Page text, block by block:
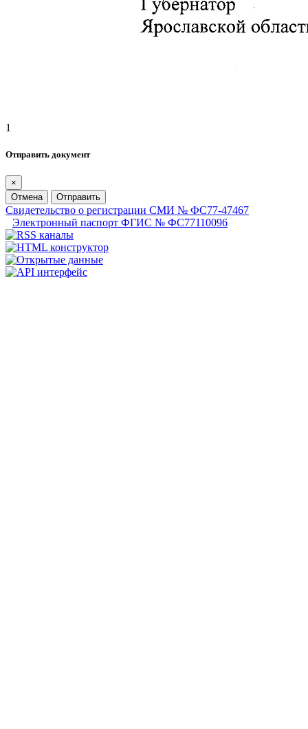
1
Отправить документ
×
Отмена
Отправить
Свидетельство о регистрации СМИ № ФС77-47467
Электронный паспорт ФГИС № ФС77110096